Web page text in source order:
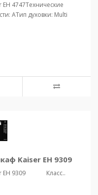
4747Технические
АТип духовки: Multi
Kaiser EH 9309
EH 9309 Класс..